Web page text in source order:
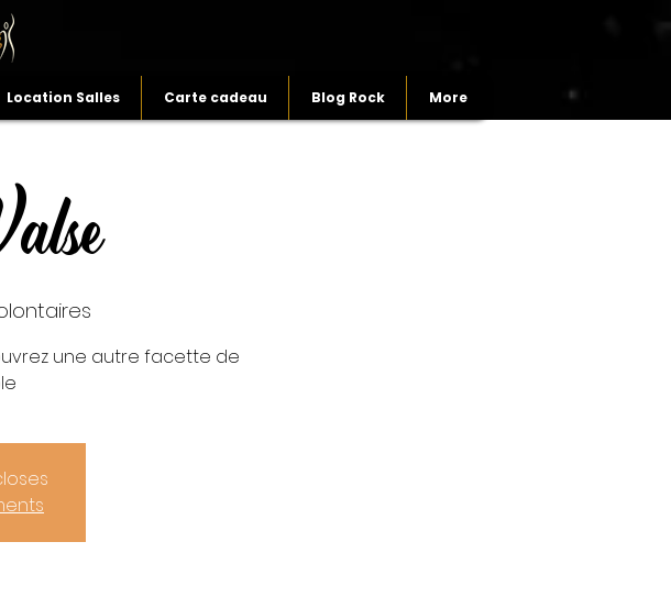
Location Salles Carte cadeau Blog Rock More
une autre facette de